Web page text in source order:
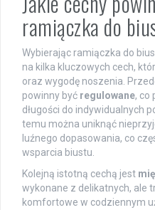
ramiączka do
Wybierając ramiączka do
na kilka kluczowych cech,
oraz wygodę noszenia.
powinny być regulowane, co
długości do indywidualnych
temu można uniknąć
luźnego dopasowania, co
wsparcia biustu.
Kolejną istotną cechą jest
wykonane z delikatnych, ale
komfortowe w codziennym